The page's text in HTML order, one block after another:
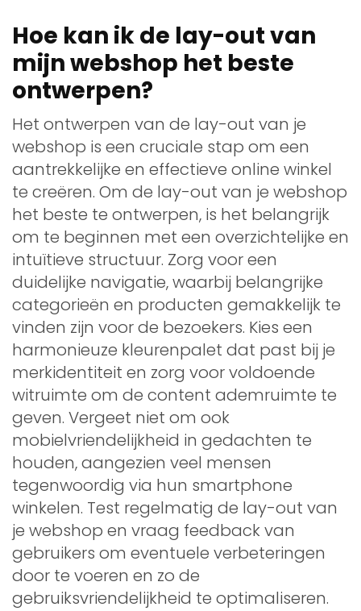
Hoe kan ik de lay-out van
mijn webshop het beste
ontwerpen?
Het ontwerpen van de lay-out van je
webshop is een cruciale stap om een
aantrekkelijke en effectieve online winkel
te creëren. Om de lay-out van je webshop
het beste te ontwerpen, is het belangrijk
om te beginnen met een overzichtelijke en
intuïtieve structuur. Zorg voor een
duidelijke navigatie, waarbij belangrijke
categorieën en producten gemakkelijk te
vinden zijn voor de bezoekers. Kies een
harmonieuze kleurenpalet dat past bij je
merkidentiteit en zorg voor voldoende
witruimte om de content ademruimte te
geven. Vergeet niet om ook
mobielvriendelijkheid in gedachten te
houden, aangezien veel mensen
tegenwoordig via hun smartphone
winkelen. Test regelmatig de lay-out van
je webshop en vraag feedback van
gebruikers om eventuele verbeteringen
door te voeren en zo de
gebruiksvriendelijkheid te optimaliseren.